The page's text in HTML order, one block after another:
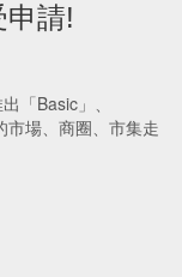
請!
「Basic」、
市場、商圈、市集走